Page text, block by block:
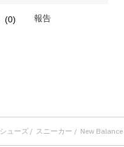
シューズ スニーカー New